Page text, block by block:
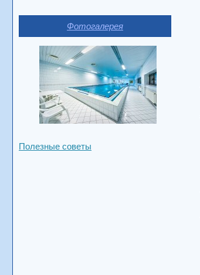
Фотогалерея
Полезные советы